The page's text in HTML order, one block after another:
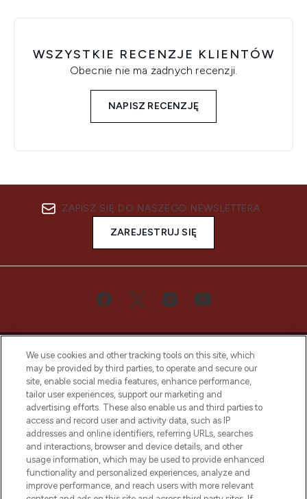
WSZYSTKIE RECENZJE KLIENTÓW
Obecnie nie ma żadnych recenzji.
NAPISZ RECENZJĘ
ZAPISZ SIĘ DO NASZEGO NEWSLETTERA
ZAREJESTRUJ SIĘ
Bądź pierwszą osobą, która dowie się o
najnowszych produktach, od niszowych i
uznanych marek, sezonowych trendach i
otrzyma ekskluzywne artykuły redakcyjne
z Sunday Supplement.
Zgoda na pliki cookie
We use cookies and other tracking tools on this site, which
may be provided by third parties, to operate and secure our
site, enable social media features, enhance performance,
tailor user experiences, support our marketing and
advertising efforts. These also enable us and third parties to
access and record user and activity data, such as IP
addresses and online identifiers, referring URLs, searches
and interactions, browser and device details, and other
usage information, which may be used to provide enhanced
functionality and personalized experiences, analyze and
improve performance, and reach users with more relevant